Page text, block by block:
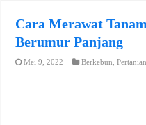
Cara Merawat
Berumur Panjang
Mei 9, 2022 Berkebun ,Pertanian